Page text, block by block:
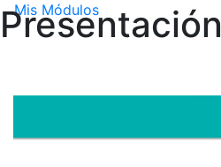
Mis Módulos
Presentación